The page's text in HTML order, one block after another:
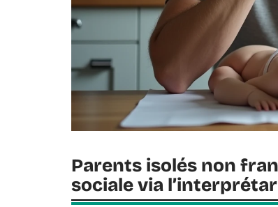
Parents isolés non
sociale via